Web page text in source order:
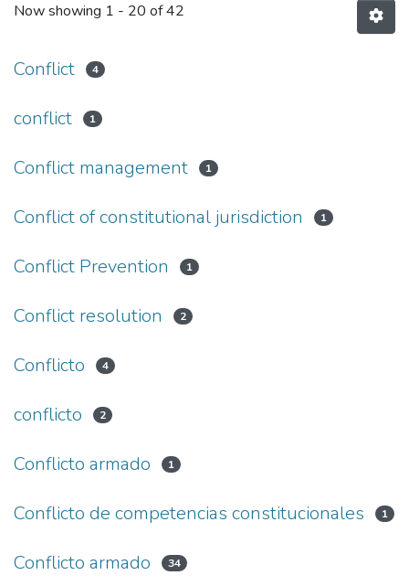
Now showing 1 - 20 of 42
Conflict 4
conflict 1
Conflict management 1
Conflict of constitutional jurisdiction 1
Conflict Prevention 1
Conflict resolution 2
Conflicto 4
conflicto 2
Conflicto armado 1
Conflicto de competencias constitucionales 1
Conflicto armado 34